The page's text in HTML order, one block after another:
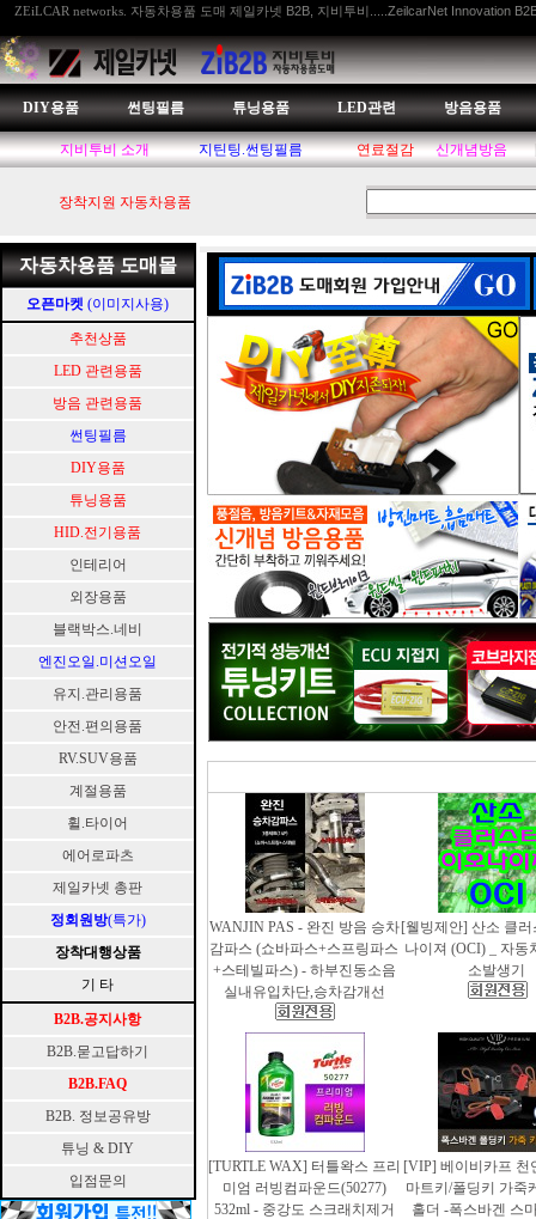
ZEiLCAR networks. 자동차용품 도매 제일카넷 B2B, 지비투비.....ZeilcarNet Innovation
DIY용품 썬팅필름 튜닝용품 LED관련 방음용품
지비투비 소개 지틴팅.썬팅필름 연료절감 신개념방음
장착지원 자동차용품
자동차용품 도매몰
오픈마켓 (이미지사용)
추천상품
LED 관련용품
방음 관련용품
썬팅필름
DIY용품
튜닝용품
HID.전기용품
인테리어
외장용품
블랙박스.네비
엔진오일.미션오일
유지.관리용품
안전.편의용품
RV.SUV용품
계절용품
휠.타이어
에어로파츠
제일카넷 총판
정회원방(특가)
장착대행상품
기 타
B2B.공지사항
B2B.묻고답하기
B2B.FAQ
B2B. 정보공유방
튜닝 & DIY
입점문의
WANJIN PAS - 완진 방음 승차
감파스 (쇼바파스+스프링파스
+스테빌파스) - 하부진동소음
실내유입차단,승차감개선
[웰빙제안] 산소 클
나이져 (OCI) _ 자동
소발생기
[TURTLE WAX] 터틀왁스 프리
미엄 러빙컴파운드(50277)
532ml - 중강도 스크래치제거
[VIP] 베이비카프 천
마트키/폴딩키 가죽
홀더 -폭스바겐 스